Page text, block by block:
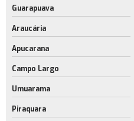
Guarapuava
Araucária
Apucarana
Campo Largo
Umuarama
Piraquara